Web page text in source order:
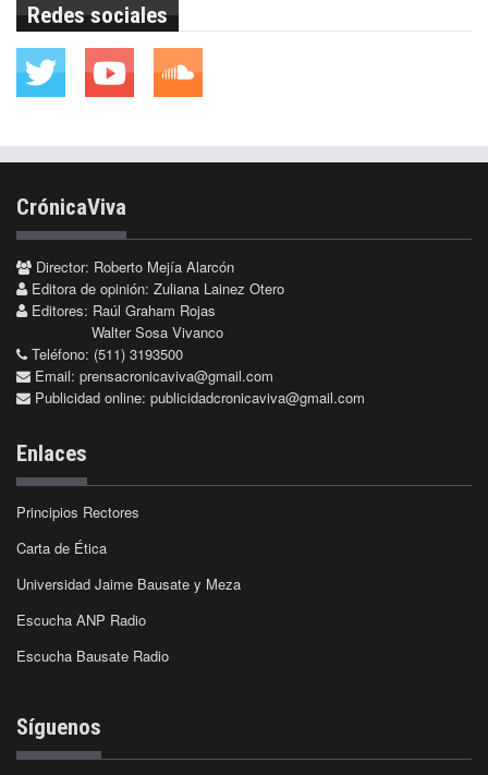
Redes sociales
CrónicaViva
Director: Roberto Mejía Alarcón
Editora de opinión: Zuliana Lainez Otero
Editores: Raúl Graham Rojas
Walter Sosa Vivanco
Teléfono: (511) 3193500
Email: prensacronicaviva@gmail.com
Publicidad online: publicidadcronicaviva@gmail.com
Enlaces
Principios Rectores
Carta de Ética
Universidad Jaime Bausate y Meza
Escucha ANP Radio
Escucha Bausate Radio
Síguenos